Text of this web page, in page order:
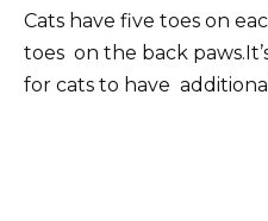
Cats have five toes on
toes on the back
for cats to have